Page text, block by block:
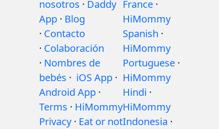
nosotros · Daddy
App · Blog
· Contacto
· Colaboración
· Nombres de
bebés · iOS App ·
Android App ·
Terms · HiMommy
Privacy · Eat or not
France ·
HiMommy
Spanish ·
HiMommy
Portuguese ·
HiMommy
Hindi ·
HiMommy
Indonesia ·